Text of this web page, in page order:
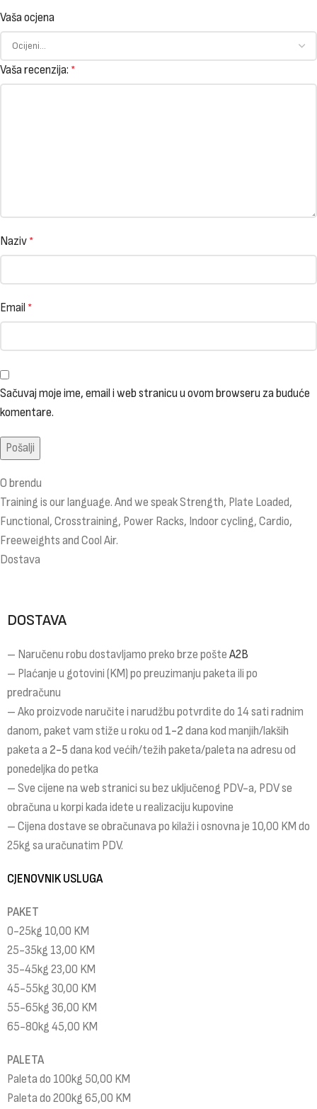
Vaša ocjena
Vaša recenzija: *
Naziv *
Email *
Sačuvaj moje ime, email i web stranicu u ovom browseru za buduće
komentare.
O brendu
Training is our language. And we speak Strength, Plate Loaded,
Functional, Crosstraining, Power Racks, Indoor cycling, Cardio,
Freeweights and Cool Air.
Dostava
DOSTAVA
– Naručenu robu dostavljamo preko brze pošte A2B
– Plaćanje u gotovini (KM) po preuzimanju paketa ili po
predračunu
– Ako proizvode naručite i narudžbu potvrdite do 14 sati radnim
danom, paket vam stiže u roku od 1-2 dana kod manjih/lakših
paketa a 2-5 dana kod većih/težih paketa/paleta na adresu od
ponedeljka do petka
– Sve cijene na web stranici su bez uključenog PDV-a, PDV se
obračuna u korpi kada idete u realizaciju kupovine
– Cijena dostave se obračunava po kilaži i osnovna je 10,00 KM do
25kg sa uračunatim PDV.
CJENOVNIK USLUGA
PAKET
0-25kg 10,00 KM
25-35kg 13,00 KM
35-45kg 23,00 KM
45-55kg 30,00 KM
55-65kg 36,00 KM
65-80kg 45,00 KM
PALETA
Paleta do 100kg 50,00 KM
Paleta do 200kg 65,00 KM